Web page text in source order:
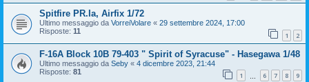
Spitfire PR.Ia, Airfix 1/72
Ultimo messaggio da VorreiVolare « 29 settembre 2024, 17:00
Risposte: 11 1 2
F-16A Block 10B 79-403 " Spirit of Syracuse" - Hasegawa 1/48
Ultimo messaggio da Seby « 4 dicembre 2023, 21:44
Risposte: 81 1 6 7 8 9